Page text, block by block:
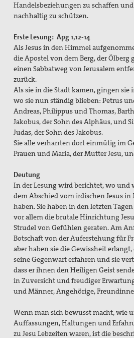
Handelsbeziehungen zu schaffen
nachhaltig zu schützen.
Erste Lesung: Apg 1,12-14
Als Jesus in den Himmel
die Apostel von dem Berg, der
einen Sabbatweg von Jerusalem
zurück.
Als sie in die Stadt kamen, gingen sie
wo sie nun ständig blieben: Petrus
Andreas, Philíppus und Thomas,
Jakobus, der Sohn des Alphäus, und
Judas, der Sohn des
Sie alle verharrten dort einmütig im
Frauen und Maria, der Mutter Jesu,
Deutung
In der Lesung wird berichtet, wo und
dem Abschied vom irdischen Jesus
haben. Sie haben in den letzten
vor allem die brutale Hinrichtung
Strudel von Gefühlen geraten. Am
Botschaft von der Auferstehung für
aber haben sie die Gewissheit erlangt,
seine Gegenwart erfahren und sie
dass er ihnen den Heiligen Geist
in Zuversicht und freudiger
und Männer, Angehörige,
Wenn man sich bewusst macht, wie
Auffassungen, Haltungen und
zu Jesu Lebzeiten waren, ist die